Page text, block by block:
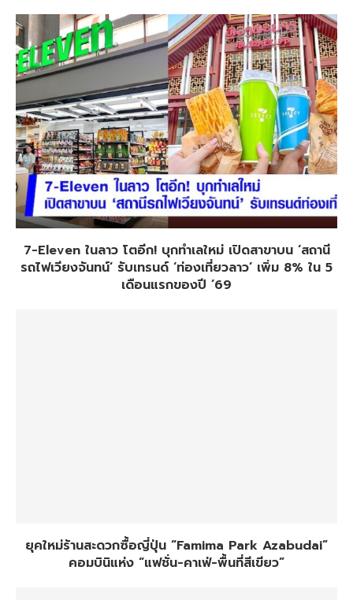
7-Eleven ในลาว โตอีก! บุกทำเลใหม่ เปิดสาขาบน ‘สถานี
รถไฟเวียงจันทน์’ รับเทรนด์ ‘ท่องเที่ยวลาว’ เพิ่ม 8% ใน 5
เดือนแรกของปี ’69
ยุคใหม่ร้านสะดวกซื้อญี่ปุ่น “Famima Park Azabudai”
คอมบินิแห่ง “แฟชั่น-คาเฟ่-พื้นที่สีเขียว”